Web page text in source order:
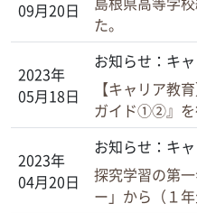
09月20日
た。
2023年
05月18日
お知らせ：キ
【キャリア教
ガイド①②』を
2023年
04月20日
お知らせ：キ
探究学習の第
ー」から（１年